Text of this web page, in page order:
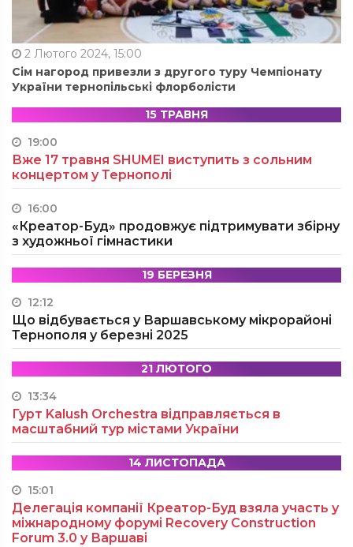
2 Лютого 2024, 15:00
Сім нагород привезли з другого туру Чемпіонату
України тернопільські флорболісти
15 ТРАВНЯ
19:00
Вже 17 травня SHUMEI виступить з сольним
концертом у Тернополі
16:00
«Креатор-Буд» продовжує підтримувати збірну
з художньої гімнастики
19 БЕРЕЗНЯ
12:12
Що відбувається у Варшавському мікрорайоні
Тернополя у березні 2025
21 ЛЮТОГО
13:34
Гурт Kalush Orchestra відправляється в
масштабний тур містами України
14 ЛИСТОПАДА
15:01
Делегація компанії Креатор-Буд взяла участь у
міжнародному форумі Recovery Construction
Forum 3.0 у Варшаві